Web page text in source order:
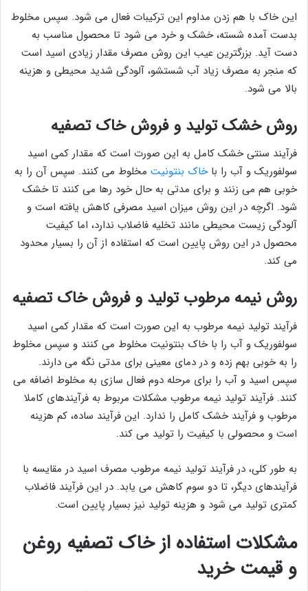
این خاک با هم زدن مداوم این ترکیبات فعال می شود. سپس مخلوط
بدست آمده شسته، خشک و خرد می شود تا محصول مناسب به
دست آید. بزرگترین عیب این روش مصرف مقدار زیادی اسید است
که منجر به مصرف زیاد آب شستشو، آلودگی شدید محیطی و هزینه
بالا می شود.
روش خشک تولید و فروش خاک تصفیه
فرآیند سنتی خشک کامل به این صورت است که مقدار کمی اسید
سولفوریک و آب را باخاک بنتونیت مخلوط می کنند. سپس آن را به
خوبی هم می زنند و برای مدتی به حال خود رها می کنند تا خشک
شود. اگرچه در این روش میزان اسید مصرفی کاهش یافته است و
آلودگی زیست محیطی مانند تخلیه فاضلاب ندارد، اما کیفیت
محصول در این روش پایین است که استفاده از آن را بسیار محدود
می کند.
روش نیمه مرطوب تولید و فروش خاک تصفیه
فرآیند تولید نیمه مرطوب به این صورت است که مقدار کمی اسید
سولفوریک و آب را با خاک بنتونیت مخلوط می کنند و سپس مخلوط
را به ‌خوبی بهم زده و در دمای معینی برای مدتی نگه می دارند.
سپس اسید و آب را برای مرحله دوم فعال سازی به مخلوط اضافه می
کنند. فرآیند تولید نیمه مرطوب مشکلات مربوط به فرآیندهای کاملا
مرطوب و فرآیند خشک کامل را ندارد. این فرآیند ساده، کم هزینه
است و محصولی با کیفیت را تولید می کند.
به طور کلی، در فرآیند تولید نیمه مرطوب مصرف اسید در مقایسه با
فرآیندهای دیگر، تا دو سوم کاهش می یابد. در این فرآیند فاضلاب
کمتری تولید می شود و هزینه تولید نیز بسیار پایین است.
مشکلات استفاده از خاک تصفیه روغن
و قیمت خرید